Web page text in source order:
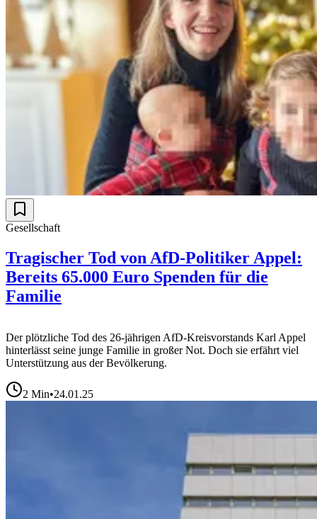
Gesellschaft
Tragischer Tod von AfD-Politiker Appel:
Bereits 65.000 Euro Spenden für die
Familie
Der plötzliche Tod des 26-jährigen AfD-Kreisvorstands Karl Appel
hinterlässt seine junge Familie in großer Not. Doch sie erfährt viel
Unterstützung aus der Bevölkerung.
2 Min•24.01.25